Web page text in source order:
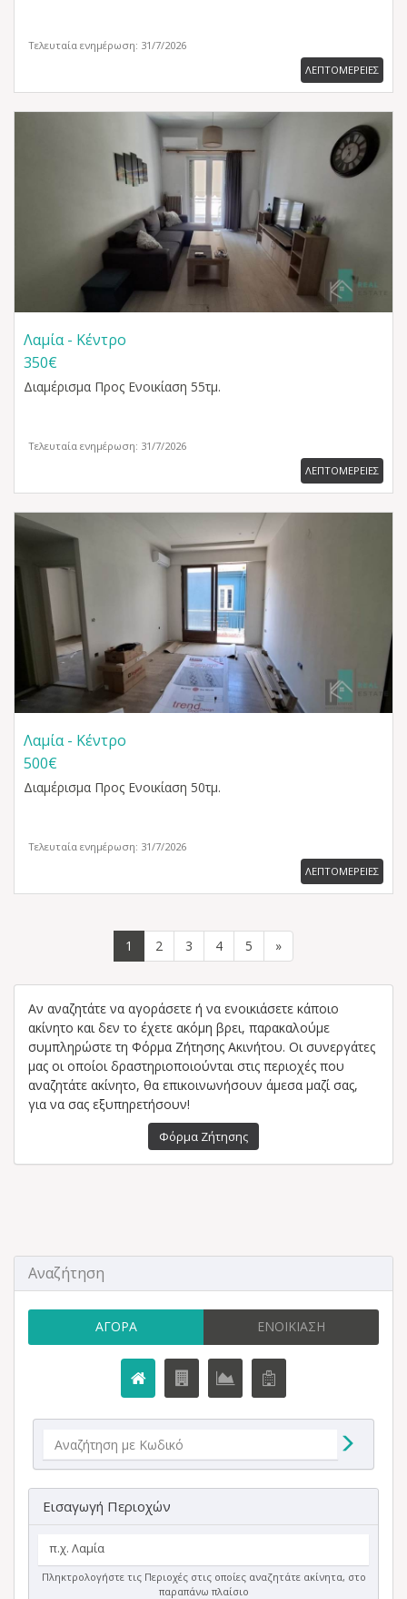
Τελευταία ενημέρωση: 31/7/2026
ΛΕΠΤΟΜΕΡΕΙΕΣ
Λαμία - Κέντρο
350€
Διαμέρισμα Προς Ενοικίαση 55τμ.
Τελευταία ενημέρωση: 31/7/2026
ΛΕΠΤΟΜΕΡΕΙΕΣ
Λαμία - Κέντρο
500€
Διαμέρισμα Προς Ενοικίαση 50τμ.
Τελευταία ενημέρωση: 31/7/2026
ΛΕΠΤΟΜΕΡΕΙΕΣ
1 2 3 4 5 »
Αν αναζητάτε να αγοράσετε ή να ενοικιάσετε κάποιο
ακίνητο και δεν το έχετε ακόμη βρει, παρακαλούμε
συμπληρώστε τη Φόρμα Ζήτησης Ακινήτου. Οι συνεργάτες
μας οι οποίοι δραστηριοποιούνται στις περιοχές που
αναζητάτε ακίνητο, θα επικοινωνήσουν άμεσα μαζί σας,
για να σας εξυπηρετήσουν!
Φόρμα Ζήτησης
Αναζήτηση
ΑΓΟΡΆ ΕΝΟΙΚΊΑΣΗ
Εισαγωγή Περιοχών
Πληκτρολογήστε τις Περιοχές στις οποίες αναζητάτε ακίνητα, στο
παραπάνω πλαίσιο